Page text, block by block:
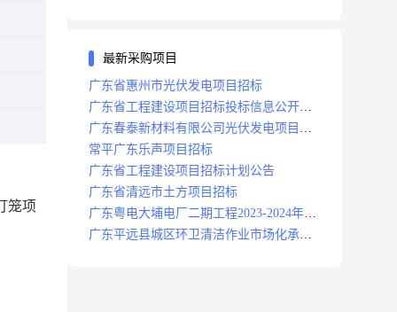
笼项
最新采购项目
广东省惠州市光伏发电项目招标
广东省工程建设项目招标投标信息公开目
录
广东春泰新材料有限公司光伏发电项目招
标
常平广东乐声项目招标
广东省工程建设项目招标计划公告
广东省清远市土方项目招标
广东粤电大埔电厂二期工程2023-2024年度
安保服务项目招标公告
广东平远县城区环卫清洁作业市场化承包